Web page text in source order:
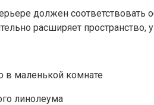
должен
расширяет пространство,
в маленькой комнате